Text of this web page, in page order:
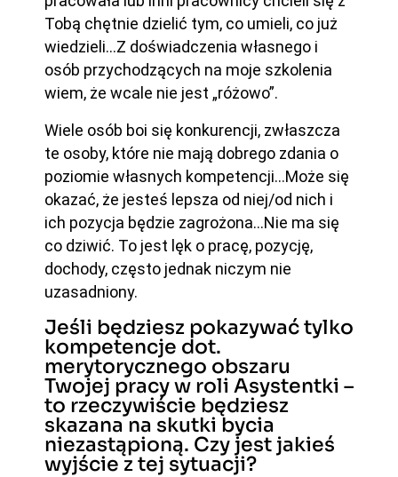
Tobą chętnie dzielić tym, co umieli, co już
wiedzieli…Z doświadczenia własnego i
osób przychodzących na moje szkolenia
wiem, że wcale nie jest „różowo”.
Wiele osób boi się konkurencji, zwłaszcza
te osoby, które nie mają dobrego zdania o
poziomie własnych kompetencji…Może się
okazać, że jesteś lepsza od niej/od nich i
ich pozycja będzie zagrożona…Nie ma się
co dziwić. To jest lęk o pracę, pozycję,
dochody, często jednak niczym nie
uzasadniony.
Jeśli będziesz pokazywać tylko
kompetencje dot.
merytorycznego obszaru
Twojej pracy w roli Asystentki –
to rzeczywiście będziesz
skazana na skutki bycia
niezastąpioną. Czy jest jakieś
wyjście z tej sytuacji?